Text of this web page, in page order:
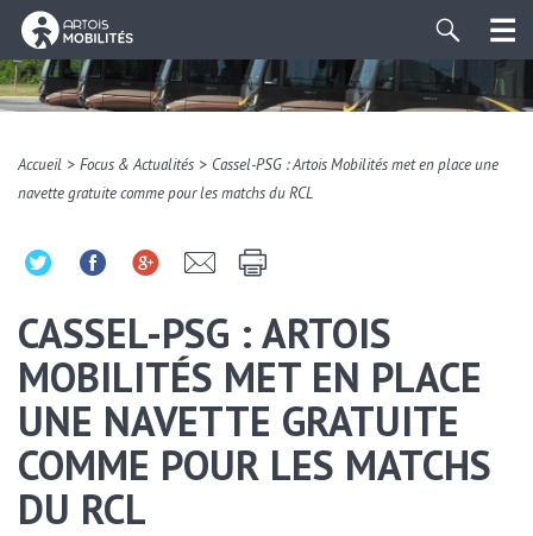
Accueil > Focus & Actualités > Cassel-PSG : Artois Mobilités met en place une
navette gratuite comme pour les matchs du RCL
CASSEL-PSG : ARTOIS
MOBILITÉS MET EN PLACE
UNE NAVETTE GRATUITE
COMME POUR LES MATCHS
DU RCL